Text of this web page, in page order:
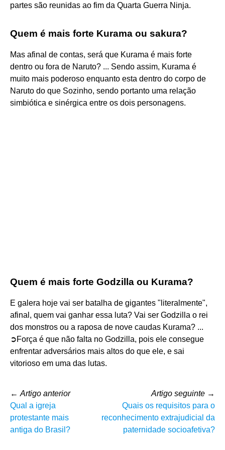
partes são reunidas ao fim da Quarta Guerra Ninja.
Quem é mais forte Kurama ou sakura?
Mas afinal de contas, será que Kurama é mais forte
dentro ou fora de Naruto? ... Sendo assim, Kurama é
muito mais poderoso enquanto esta dentro do corpo de
Naruto do que Sozinho, sendo portanto uma relação
simbiótica e sinérgica entre os dois personagens.
Quem é mais forte Godzilla ou Kurama?
E galera hoje vai ser batalha de gigantes "literalmente",
afinal, quem vai ganhar essa luta? Vai ser Godzilla o rei
dos monstros ou a raposa de nove caudas Kurama? ...
➲Força é que não falta no Godzilla, pois ele consegue
enfrentar adversários mais altos do que ele, e sai
vitorioso em uma das lutas.
← Artigo anterior
Qual a igreja
protestante mais
antiga do Brasil?
Artigo seguinte →
Quais os requisitos para o
reconhecimento extrajudicial da
paternidade socioafetiva?